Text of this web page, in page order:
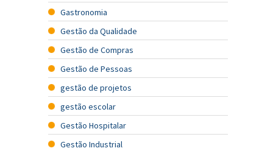
Gastronomia
Gestão da Qualidade
Gestão de Compras
Gestão de Pessoas
gestão de projetos
gestão escolar
Gestão Hospitalar
Gestão Industrial